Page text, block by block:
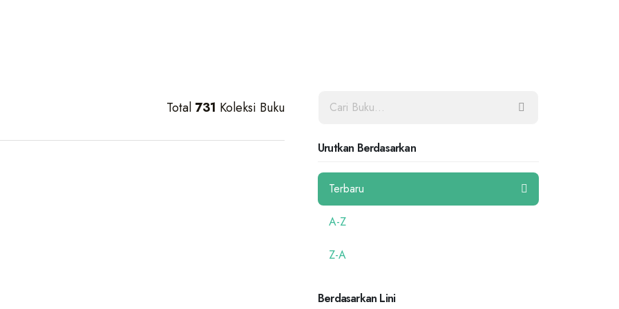
Total 731 Koleksi Buku
Urutkan Berdasarkan
Terbaru
A-Z
Z-A
Berdasarkan Lini